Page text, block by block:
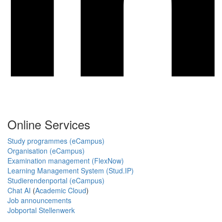
Online Services
Study programmes (eCampus)
Organisation (eCampus)
Examination management (FlexNow)
Learning Management System (Stud.IP)
Studierendenportal (eCampus)
Chat AI (Academic Cloud)
Job announcements
Jobportal Stellenwerk